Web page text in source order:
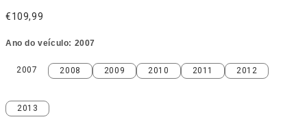
€109,99
Ano do veículo: 2007
2007
2007 2008
2008 2009
2009 2010
2010 2011
2011 2012
2012
2013
2013